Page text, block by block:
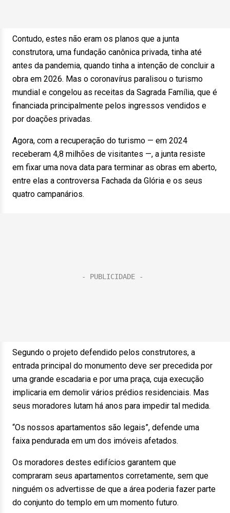
Contudo, estes não eram os planos que a junta
construtora, uma fundação canônica privada, tinha até
antes da pandemia, quando tinha a intenção de concluir a
obra em 2026. Mas o coronavírus paralisou o turismo
mundial e congelou as receitas da Sagrada Família, que é
financiada principalmente pelos ingressos vendidos e
por doações privadas.
Agora, com a recuperação do turismo — em 2024
receberam 4,8 milhões de visitantes —, a junta resiste
em fixar uma nova data para terminar as obras em aberto,
entre elas a controversa Fachada da Glória e os seus
quatro campanários.
Segundo o projeto defendido pelos construtores, a
entrada principal do monumento deve ser precedida por
uma grande escadaria e por uma praça, cuja execução
implicaria em demolir vários prédios residenciais. Mas
seus moradores lutam há anos para impedir tal medida.
“Os nossos apartamentos são legais”, defende uma
faixa pendurada em um dos imóveis afetados.
Os moradores destes edifícios garantem que
compraram seus apartamentos corretamente, sem que
ninguém os advertisse de que a área poderia fazer parte
do conjunto do templo em um momento futuro.